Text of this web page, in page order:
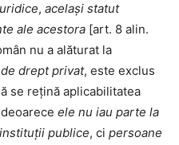
, același statut
ale acestora [art. 8 alin.
nu a alăturat la
de drept privat, este exclus
se rețină aplicabilitatea
ele nu iau parte la
instituții publice, ci persoane